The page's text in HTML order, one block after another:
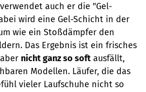
auch er die "Gel-
wird eine Gel-Schicht in der
wie ein Stoßdämpfer den
Das Ergebnis ist ein frisches
nicht ganz so soft ausfällt,
Modellen. Läufer, die das
vieler Laufschuhe nicht so